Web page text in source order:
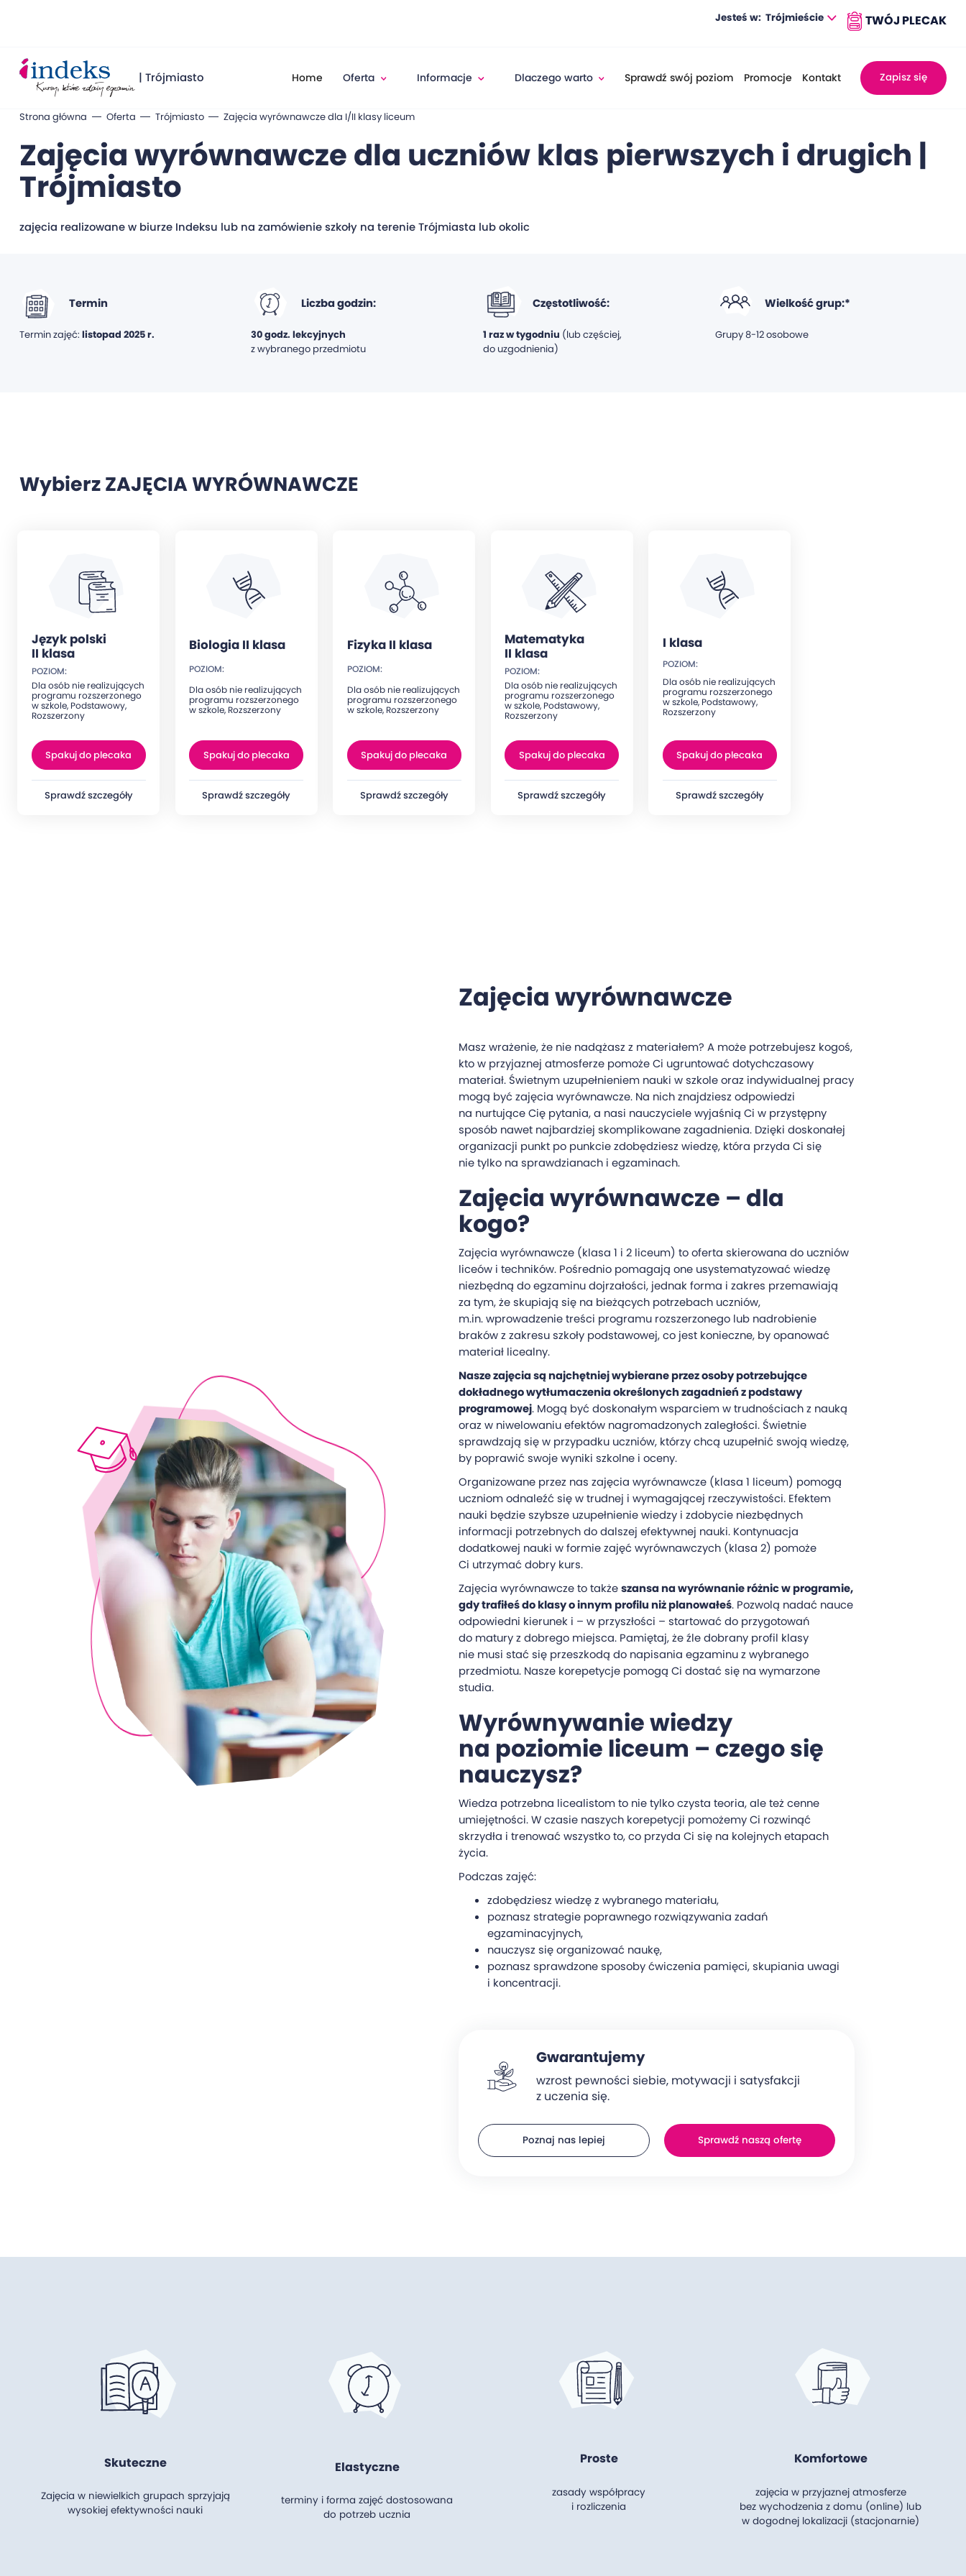
Jesteś w: Trójmieście
| Trójmiasto Home Oferta Informacje Dlaczego warto Sprawdź swój poziom Promocje Kontakt Zapisz się
Strona główna Oferta Trójmiasto Zajęcia wyrównawcze dla I/II klasy liceum
Zajęcia wyrównawcze dla uczniów klas pierwszych i drugich |
Trójmiasto
zajęcia realizowane w biurze Indeksu lub na zamówienie szkoły na terenie Trójmiasta lub okolic
Termin
Termin zajęć: listopad 2025 r.
Liczba godzin:
30 godz. lekcyjnych
z wybranego przedmiotu
Częstotliwość:
1 raz w tygodniu (lub częściej,
do uzgodnienia)
Wielkość grup:*
Grupy 8-12 osobowe
Wybierz ZAJĘCIA WYRÓWNAWCZE
Język polski
II klasa
POZIOM:
Dla osób nie realizujących
programu rozszerzonego
w szkole, Podstawowy,
Rozszerzony
Spakuj do plecaka
Sprawdź szczegóły
Biologia II klasa
POZIOM:
Dla osób nie realizujących
programu rozszerzonego
w szkole, Rozszerzony
Spakuj do plecaka
Sprawdź szczegóły
Fizyka II klasa
POZIOM:
Dla osób nie realizujących
programu rozszerzonego
w szkole, Rozszerzony
Spakuj do plecaka
Sprawdź szczegóły
Matematyka
II klasa
POZIOM:
Dla osób nie realizujących
programu rozszerzonego
w szkole, Podstawowy,
Rozszerzony
Spakuj do plecaka
Sprawdź szczegóły
I klasa
POZIOM:
Dla osób nie realizujących
programu rozszerzonego
w szkole, Podstawowy,
Rozszerzony
Spakuj do plecaka
Sprawdź szczegóły
Zajęcia wyrównawcze
Masz wrażenie, że nie nadążasz z materiałem? A może potrzebujesz kogoś,
kto w przyjaznej atmosferze pomoże Ci ugruntować dotychczasowy
materiał. Świetnym uzupełnieniem nauki w szkole oraz indywidualnej pracy
mogą być zajęcia wyrównawcze. Na nich znajdziesz odpowiedzi
na nurtujące Cię pytania, a nasi nauczyciele wyjaśnią Ci w przystępny
sposób nawet najbardziej skomplikowane zagadnienia. Dzięki doskonałej
organizacji punkt po punkcie zdobędziesz wiedzę, która przyda Ci się
nie tylko na sprawdzianach i egzaminach.
Zajęcia wyrównawcze – dla
kogo?
Zajęcia wyrównawcze (klasa 1 i 2 liceum) to oferta skierowana do uczniów
liceów i techników. Pośrednio pomagają one usystematyzować wiedzę
niezbędną do egzaminu dojrzałości, jednak forma i zakres przemawiają
za tym, że skupiają się na bieżących potrzebach uczniów,
m.in. wprowadzenie treści programu rozszerzonego lub nadrobienie
braków z zakresu szkoły podstawowej, co jest konieczne, by opanować
materiał licealny.
Nasze zajęcia są najchętniej wybierane przez osoby potrzebujące
dokładnego wytłumaczenia określonych zagadnień z podstawy
programowej. Mogą być doskonałym wsparciem w trudnościach z nauką
oraz w niwelowaniu efektów nagromadzonych zaległości. Świetnie
sprawdzają się w przypadku uczniów, którzy chcą uzupełnić swoją wiedzę,
by poprawić swoje wyniki szkolne i oceny.
Organizowane przez nas zajęcia wyrównawcze (klasa 1 liceum) pomogą
uczniom odnaleźć się w trudnej i wymagającej rzeczywistości. Efektem
nauki będzie szybsze uzupełnienie wiedzy i zdobycie niezbędnych
informacji potrzebnych do dalszej efektywnej nauki. Kontynuacja
dodatkowej nauki w formie zajęć wyrównawczych (klasa 2) pomoże
Ci utrzymać dobry kurs.
Zajęcia wyrównawcze to takżeszansa na wyrównanie różnic w programie,
gdy trafiłeś do klasy o innym profilu niż planowałeś. Pozwolą nadać nauce
odpowiedni kierunek i – w przyszłości – startować do przygotowań
do matury z dobrego miejsca. Pamiętaj, że źle dobrany profil klasy
nie musi stać się przeszkodą do napisania egzaminu z wybranego
przedmiotu. Nasze korepetycje pomogą Ci dostać się na wymarzone
studia.
Wyrównywanie wiedzy
na poziomie liceum – czego się
nauczysz?
Wiedza potrzebna licealistom to nie tylko czysta teoria, ale też cenne
umiejętności. W czasie naszych korepetycji pomożemy Ci rozwinąć
skrzydła i trenować wszystko to, co przyda Ci się na kolejnych etapach
życia.
Podczas zajęć:
zdobędziesz wiedzę z wybranego materiału,
poznasz strategie poprawnego rozwiązywania zadań
egzaminacyjnych,
nauczysz się organizować naukę,
poznasz sprawdzone sposoby ćwiczenia pamięci, skupiania uwagi
i koncentracji.
Gwarantujemy
wzrost pewności siebie, motywacji i satysfakcji
z uczenia się.
Poznaj nas lepiej Sprawdź naszą ofertę
Skuteczne
Zajęcia w niewielkich grupach sprzyjają
wysokiej efektywności nauki
Elastyczne
terminy i forma zajęć dostosowana
do potrzeb ucznia
Proste
zasady współpracy
i rozliczenia
Komfortowe
zajęcia w przyjaznej atmosferze
bez wychodzenia z domu (online) lub
w dogodnej lokalizacji (stacjonarnie)